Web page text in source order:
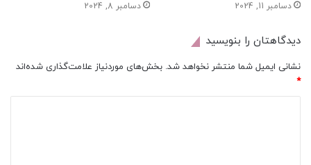
دسامبر 11, 2024 دسامبر 8, 2024
دیدگاهتان را بنویسید
نشانی ایمیل شما منتشر نخواهد شد. بخش‌های موردنیاز علامت‌گذاری شده‌اند
*